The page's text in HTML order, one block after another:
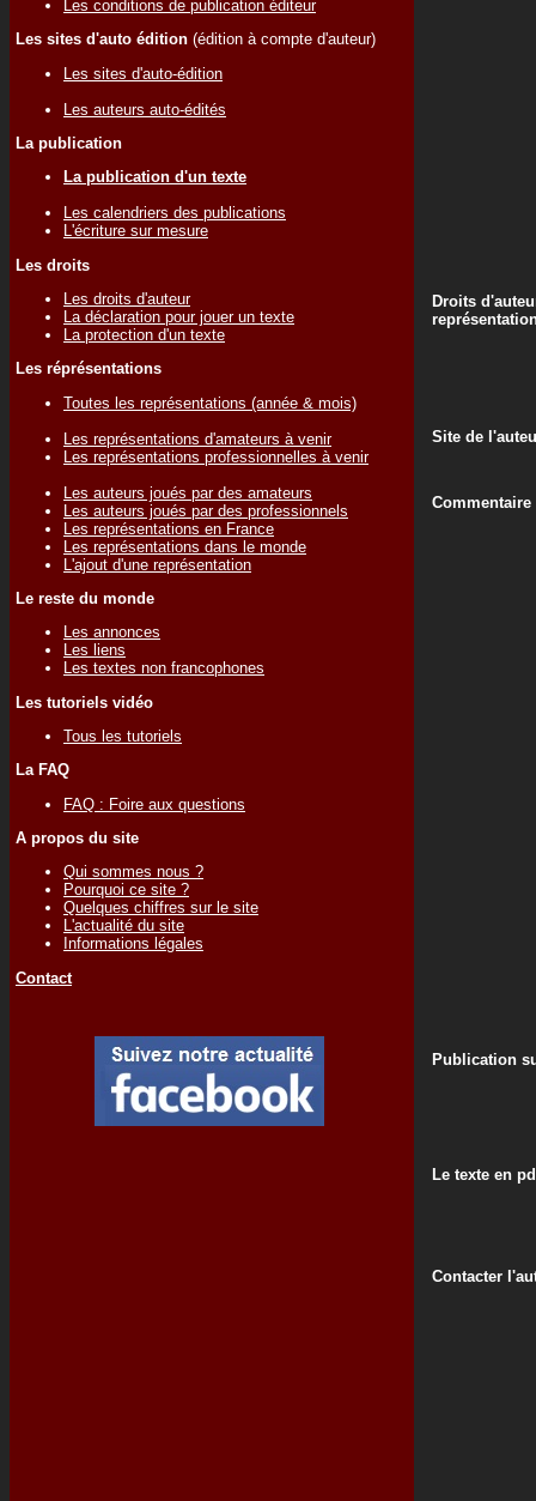
Les conditions de publication éditeur
Les sites d'auto édition (édition à compte d'auteur)
Les sites d'auto-édition
Les auteurs auto-édités
La publication
La publication d'un texte
Les calendriers des publications
L'écriture sur mesure
Les droits
Les droits d'auteur
La déclaration pour jouer un texte
La protection d'un texte
Les réprésentations
Toutes les représentations (année & mois)
Les représentations d'amateurs à venir
Les représentations professionnelles à venir
Les auteurs joués par des amateurs
Les auteurs joués par des professionnels
Les représentations en France
Les représentations dans le monde
L'ajout d'une représentation
Le reste du monde
Les annonces
Les liens
Les textes non francophones
Les tutoriels vidéo
Tous les tutoriels
La FAQ
FAQ : Foire aux questions
A propos du site
Qui sommes nous ?
Pourquoi ce site ?
Quelques chiffres sur le site
L'actualité du site
Informations légales
Contact
Droits
Site de
Publication
Le texte en
Contacter